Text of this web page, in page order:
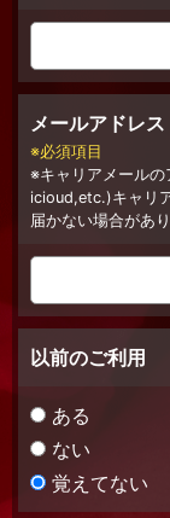
メールアドレス
必須項目
キャリアメールの
icioud,etc.)キャリ
届かない場合があり
以前のご利用
ある
ない
覚えてない